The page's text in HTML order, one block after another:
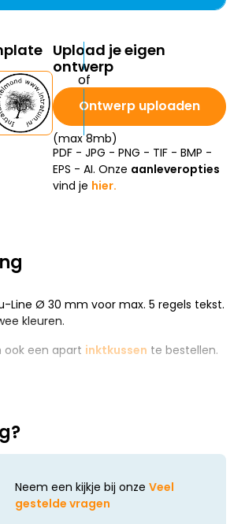
Line Ø 30 mm voor max. 5 regels tekst.
kleuren.
een apart inktkussen te bestellen.
Neem een kijkje bij onze Veel
gestelde vragen
Upload je eigen
ontwerp
Ontwerp uploaden
(max 8mb)
PDF - JPG - PNG - TIF - BMP -
EPS - AI. Onze aanleveropties
vind je hier.